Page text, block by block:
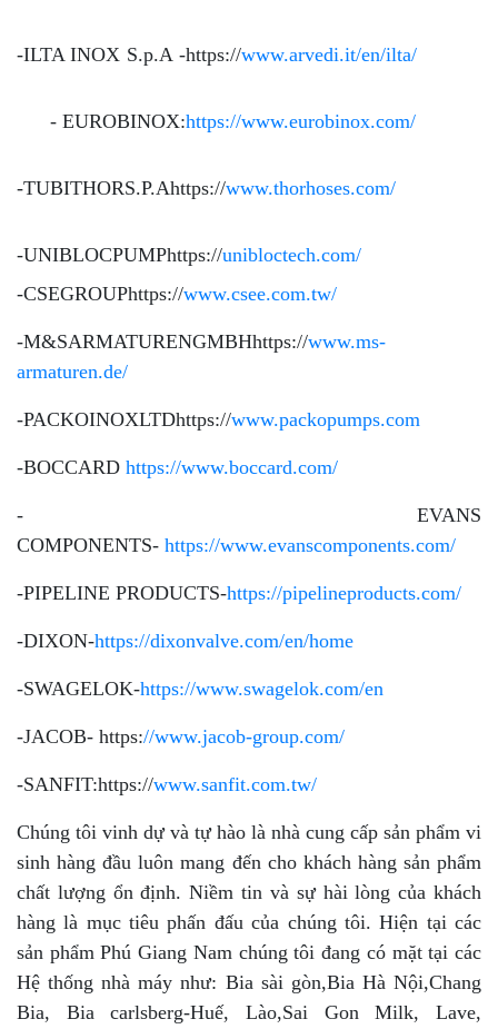
-ILTA INOX S.p.A -https://www.arvedi.it/en/ilta/
- EUROBINOX:https://www.eurobinox.com/
-TUBITHORS.P.Ahttps://www.thorhoses.com/
-UNIBLOCPUMPhttps://unibloctech.com/
-CSEGROUPhttps://www.csee.com.tw/
-M&SARMATURENGMBHhttps://www.ms-
armaturen.de/
-PACKOINOXLTDhttps://www.packopumps.com
-BOCCARD https://www.boccard.com/
- EVANS
COMPONENTS- https://www.evanscomponents.com/
-PIPELINE PRODUCTS-https://pipelineproducts.com/
-DIXON-https://dixonvalve.com/en/home
-SWAGELOK-https://www.swagelok.com/en
-JACOB- https://www.jacob-group.com/
-SANFIT:https://www.sanfit.com.tw/
Chúng tôi vinh dự và tự hào là nhà cung cấp sản phẩm vi
sinh hàng đầu luôn mang đến cho khách hàng sản phẩm
chất lượng ổn định. Niềm tin và sự hài lòng của khách
hàng là mục tiêu phấn đấu của chúng tôi. Hiện tại các
sản phẩm Phú Giang Nam chúng tôi đang có mặt tại các
Hệ thống nhà máy như: Bia sài gòn,Bia Hà Nội,Chang
Bia, Bia carlsberg-Huế, Lào,Sai Gon Milk, Lave,